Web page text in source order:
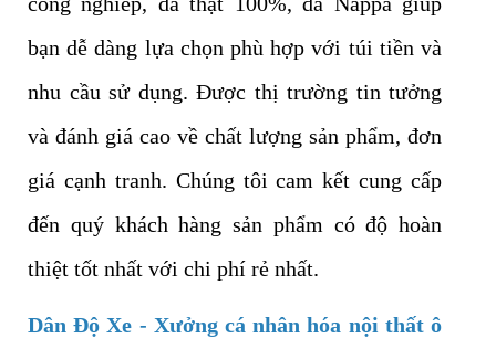
bạn dễ dàng lựa chọn phù hợp với túi tiền và
nhu cầu sử dụng. Được thị trường tin tưởng
và đánh giá cao về chất lượng sản phẩm, đơn
giá cạnh tranh. Chúng tôi cam kết cung cấp
đến quý khách hàng sản phẩm có độ hoàn
thiệt tốt nhất với chi phí rẻ nhất.
Dân Độ Xe - Xưởng cá nhân hóa nội thất ô